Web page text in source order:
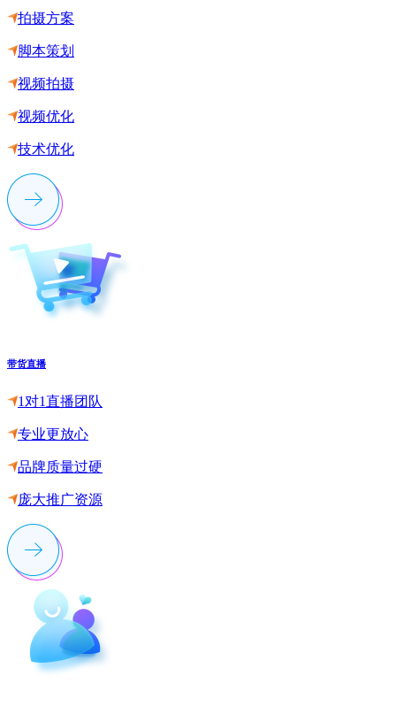
拍摄方案
脚本策划
视频拍摄
视频优化
技术优化
带货直播
1对1直播团队
专业更放心
品牌质量过硬
庞大推广资源